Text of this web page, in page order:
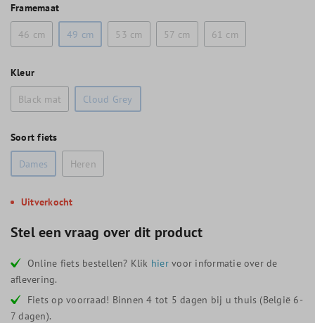
Framemaat
46 cm
49 cm 53 cm 57 cm 61 cm
Kleur
Black mat
Cloud Grey
Soort fiets
Dames
Heren
Uitverkocht
Stel een vraag over dit product
Online fiets bestellen? Klik hiervoor informatie over de
aflevering.
Fiets op voorraad! Binnen 4 tot 5 dagen bij u thuis (België 6-
7 dagen).